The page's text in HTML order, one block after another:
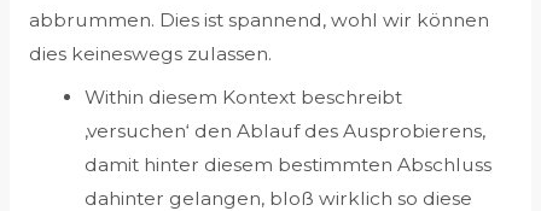
abbrummen. Dies ist spannend, wohl wir können
dies keineswegs zulassen.
Within diesem Kontext beschreibt
‚versuchen‘ den Ablauf des Ausprobierens,
damit hinter diesem bestimmten Abschluss
dahinter gelangen, bloß wirklich so diese